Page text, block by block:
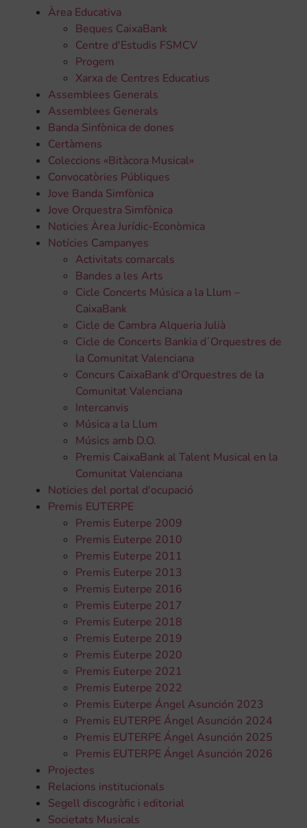
Àrea Educativa
Beques CaixaBank
Centre d'Estudis FSMCV
Progem
Xarxa de Centres Educatius
Assemblees Generals
Assemblees Generals
Banda Sinfònica de dones
Certàmens
Coleccions «Bitàcora Musical»
Convocatòries Públiques
Jove Banda Simfònica
Jove Orquestra Simfònica
Noticies Àrea Jurídic-Econòmica
Notícies Campanyes
Activitats comarcals
Bandes a les Arts
Cicle Concerts Música a la Llum –
CaixaBank
Cicle de Cambra Alqueria Julià
Cicle de Concerts Bankia d´Orquestres de
la Comunitat Valenciana
Concurs CaixaBank d'Orquestres de la
Comunitat Valenciana
Intercanvis
Música a la Llum
Músics amb D.O.
Premis CaixaBank al Talent Musical en la
Comunitat Valenciana
Noticies del portal d'ocupació
Premis EUTERPE
Premis Euterpe 2009
Premis Euterpe 2010
Premis Euterpe 2011
Premis Euterpe 2013
Premis Euterpe 2016
Premis Euterpe 2017
Premis Euterpe 2018
Premis Euterpe 2019
Premis Euterpe 2020
Premis Euterpe 2021
Premis Euterpe 2022
Premis Euterpe Ángel Asunción 2023
Premis EUTERPE Ángel Asunción 2024
Premis EUTERPE Ángel Asunción 2025
Premis EUTERPE Ángel Asunción 2026
Projectes
Relacions institucionals
Segell discogràfic i editorial
Societats Musicals